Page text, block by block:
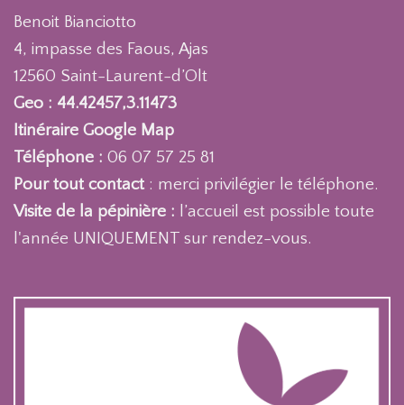
Benoit Bianciotto
4, impasse des Faous, Ajas
12560 Saint-Laurent-d’Olt
Geo : 44.42457,3.11473
Itinéraire Google Map
Téléphone : 06 07 57 25 81
Pour tout contact : merci privilégier le téléphone.
Visite de la pépinière : l’accueil est possible toute
l'année UNIQUEMENT sur rendez-vous.